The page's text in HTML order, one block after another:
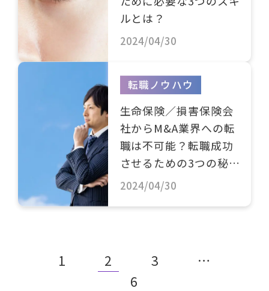
ルとは？
2024/04/30
転職ノウハウ
生命保険／損害保険会
社からM&A業界への転
職は不可能？転職成功
させるための3つの秘訣
とは？
2024/04/30
1 2 3
…
6